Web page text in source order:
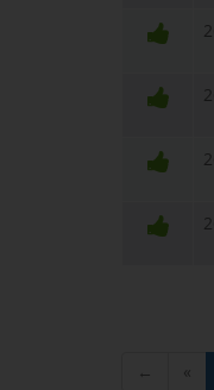
← «